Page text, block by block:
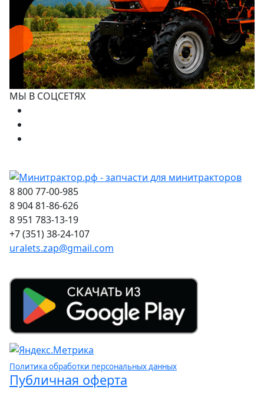
МЫ В СОЦСЕТЯХ
8 800 77-00-985
8 904 81-86-626
8 951 783-13-19
+7 (351) 38-24-107
uralets.zap@gmail.com
Политика обработки персональных данных
Публичная оферта